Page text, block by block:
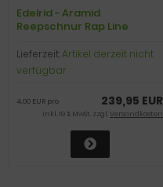
Edelrid - Aramid
Reepschnur Rap Line
kN, icemint, 60m
Lieferzeit:Artikel derzeit nicht
verfügbar
239,95 EUR
4,00 EUR pro
inkl. 19 % MwSt. zzgl.Versandkosten